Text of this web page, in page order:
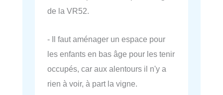
de la VR52.
- Il faut aménager un espace pour
les enfants en bas âge pour les tenir
occupés, car aux alentours il n'y a
rien à voir, à part la vigne.